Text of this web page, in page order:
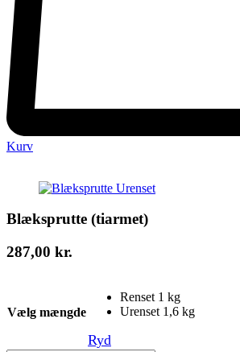
Kurv
Blæksprutte (tiarmet)
287,00 kr.
Vælg mængde
Renset 1 kg
Urenset 1,6 kg
Ryd